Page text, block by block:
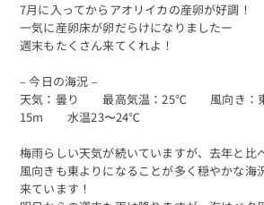
7月に入ってからアオリイカの産卵が好調！
一気に産卵床が卵だらけになりましたー
週末もたくさん来てくれよ！
– 今日の海況 –
天気：曇り 最高気温：25℃ 風向き：
15m 水温23〜24℃
梅雨らしい天気が続いていますが、去年と比
風向きも東よりになることが多く穏やかな海
来ています！